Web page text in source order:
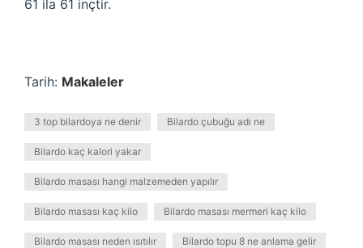
61 ila 61 inçtir.
Tarih: Makaleler
3 top bilardoya ne denir Bilardo çubuğu adı ne
Bilardo kaç kalori yakar
Bilardo masası hangi malzemeden yapılır
Bilardo masası kaç kilo Bilardo masası mermeri kaç kilo
Bilardo masası neden ısıtılır Bilardo topu 8 ne anlama gelir